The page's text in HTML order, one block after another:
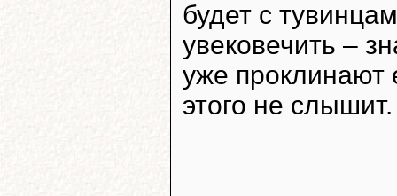
будет с
увековечить –
уже проклинают
этого не